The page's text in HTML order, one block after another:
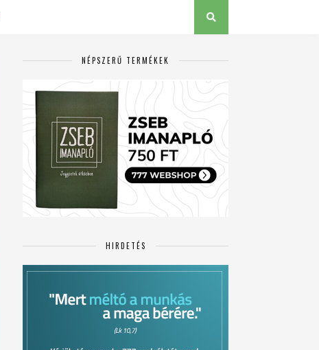
NÉPSZERŰ TERMÉKEK
HIRDETÉS